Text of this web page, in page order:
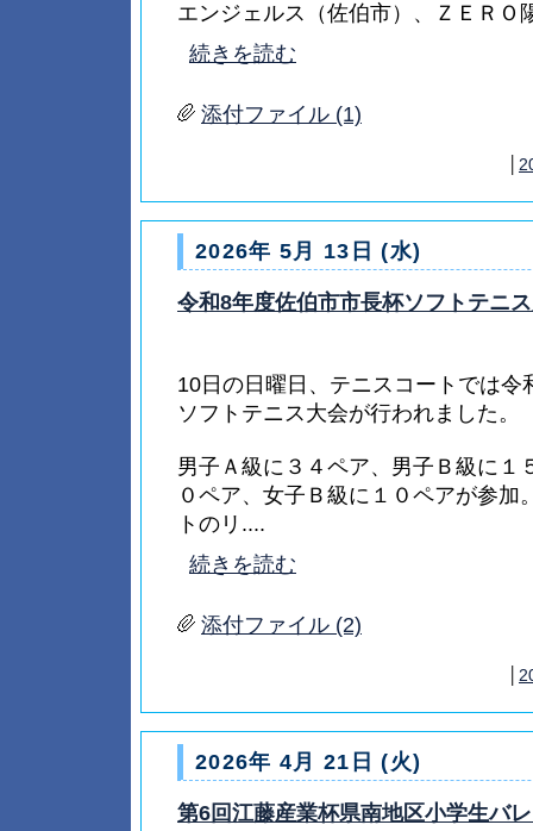
エンジェルス（佐伯市）、ＺＥＲＯ
続きを読む
添付ファイル (1)
2026年 5月 13日 (水)
令和8年度佐伯市市長杯ソフトテニ
10日の日曜日、テニスコートでは令
ソフトテニス大会が行われました。
男子Ａ級に３４ペア、男子Ｂ級に１
０ペア、女子Ｂ級に１０ペアが参加
トのリ....
続きを読む
添付ファイル (2)
2026年 4月 21日 (火)
第6回江藤産業杯県南地区小学生バ